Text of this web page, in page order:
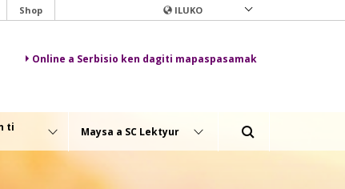
Shop ILUKO
Online a Serbisio ken dagiti mapaspasamak
ti Maysa a SC Lektyur